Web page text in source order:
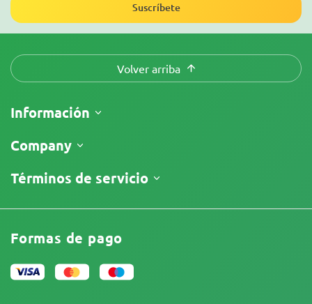
Suscríbete
Volver arriba
Información
Envíos
Política de devolución
Company
¿Quiénes somos?
Comentarios
Afiliados
Nuestros autores
Mapa del sitio
Términos de servicio
Términos y Condiciones
Política de privacidad
Política de cookies
Aviso Legal
Formas de pago